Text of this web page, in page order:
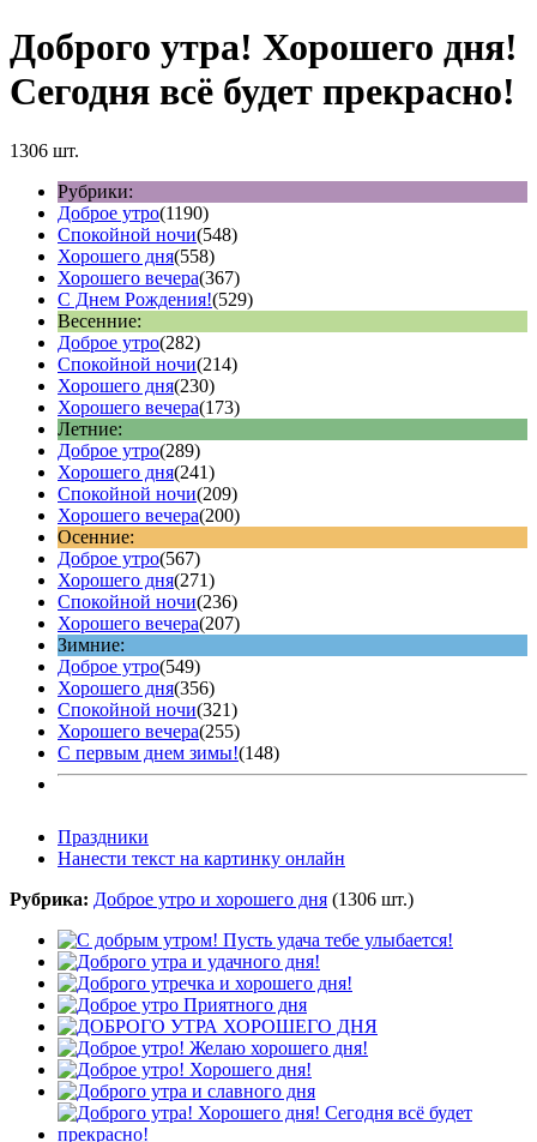
Доброго утра! Хорошего дня!
Сегодня всё будет прекрасно!
1306 шт.
Рубрики:
Доброе утро(1190)
Спокойной ночи(548)
Хорошего дня(558)
Хорошего вечера(367)
С Днем Рождения!(529)
Весенние:
Доброе утро(282)
Спокойной ночи(214)
Хорошего дня(230)
Хорошего вечера(173)
Летние:
Доброе утро(289)
Хорошего дня(241)
Спокойной ночи(209)
Хорошего вечера(200)
Осенние:
Доброе утро(567)
Хорошего дня(271)
Спокойной ночи(236)
Хорошего вечера(207)
Зимние:
Доброе утро(549)
Хорошего дня(356)
Спокойной ночи(321)
Хорошего вечера(255)
С первым днем зимы!(148)
Праздники
Нанести текст на картинку онлайн
Рубрика: Доброе утро и хорошего дня (1306 шт.)